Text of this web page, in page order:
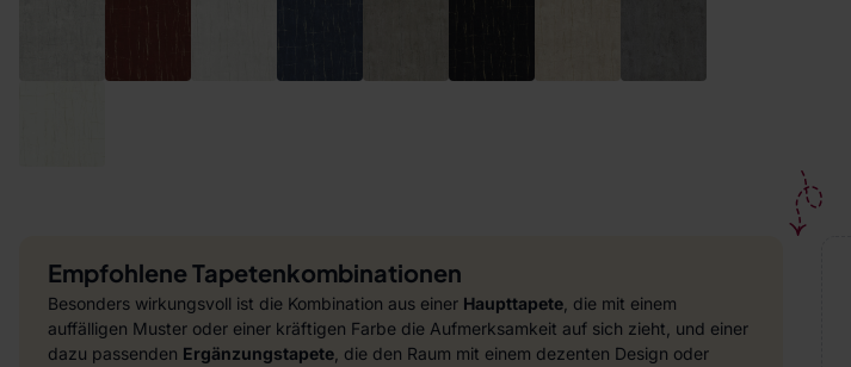
Empfohlene Tapetenkombinationen
Besonders wirkungsvoll ist die Kombination aus einer Haupttapete , die mit einem
auffälligen Muster oder einer kräftigen Farbe die Aufmerksamkeit auf sich zieht, und einer
dazu passenden Ergänzungstapete , die den Raum mit einem dezenten Design oder